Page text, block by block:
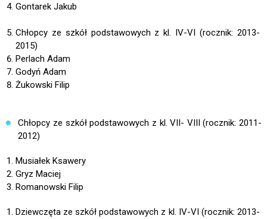
Gontarek Jakub
Chłopcy ze szkół podstawowych z kl. IV-VI (rocznik: 2013-
2015)
Perlach Adam
Godyń Adam
Żukowski Filip
Chłopcy ze szkół podstawowych z kl. VII- VIII (rocznik: 2011-
2012)
Musiałek Ksawery
Gryz Maciej
Romanowski Filip
Dziewczęta ze szkół podstawowych z kl. IV-VI (rocznik: 2013-